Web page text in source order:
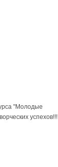
"Молодые
успехов!!!